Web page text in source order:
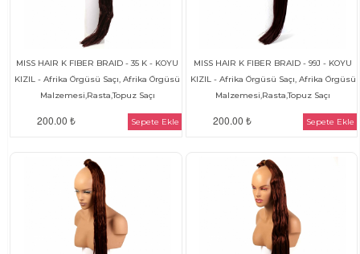
MISS HAIR K FIBER BRAID - 35 K - KOYU
KIZIL - Afrika Örgüsü Saçı, Afrika Örgüsü
Malzemesi,Rasta,Topuz Saçı
200.00 ₺ Sepete Ekle
MISS HAIR K FIBER BRAID - 99J - KOYU
KIZIL - Afrika Örgüsü Saçı, Afrika Örgüsü
Malzemesi,Rasta,Topuz Saçı
200.00 ₺ Sepete Ekle